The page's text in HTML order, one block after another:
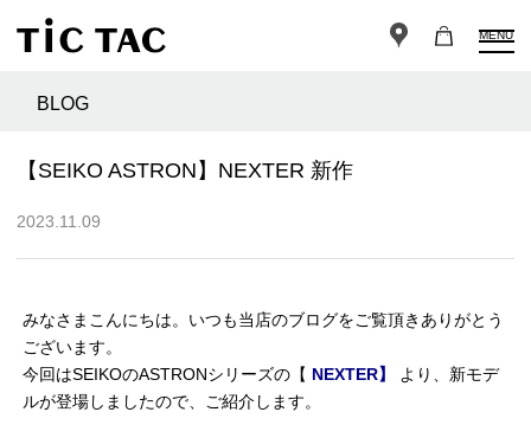
MENU
BLOG
【SEIKO ASTRON】NEXTER 新作
2023.11.09
みなさまこんにちは。いつも当店のブログをご覧頂きありがとう
ございます。
今回はSEIKOのASTRONシリーズの【 NEXTER】
より、新モデ
ルが登場しましたので、ご紹介します。